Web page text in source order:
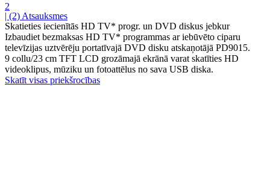
2
| (2) Atsauksmes
Skatieties iecienītās HD TV* progr. un DVD diskus jebkur
Izbaudiet bezmaksas HD TV* programmas ar iebūvēto ciparu
televīzijas uztvērēju portatīvajā DVD disku atskaņotājā PD9015.
9 collu/23 cm TFT LCD grozāmajā ekrānā varat skatīties HD
videoklipus, mūziku un fotoattēlus no sava USB diska.
Skatīt visas priekšrocības